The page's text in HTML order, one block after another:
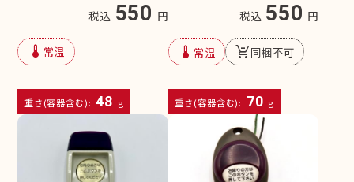
税込 550 円
device_thermostat 常温
重さ(容器含む): 48 g
税込 550 円
device_thermostat 常温 remove_shopping_cart同梱不可
重さ(容器含む): 70 g